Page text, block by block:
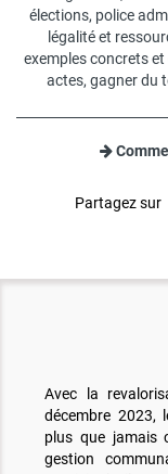
élections, police
légalité et
exemples concrets
actes, gagner du
Avec la
décembre 2023,
plus que jamais
gestion